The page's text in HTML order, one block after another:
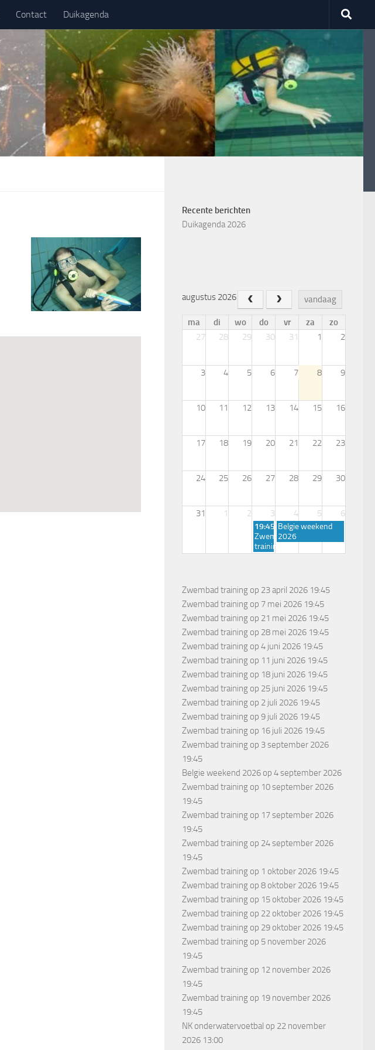
Contact Duikagenda
Recente berichten
Duikagenda 2026
augustus 2026 vandaag
ma di wo do vr za
zo
27
28 29 30 31 1 2
3 4 5 6 7 8 9
10 11 12 13 14 15 16
17 18 19 20 21 22 23
24 25 26 27 28 29 30
31 1 2 3 4 5 6
19:45
Zwembad
training
Belgie weekend
2026
Zwembad training op 23 april 2026 19:45
Zwembad training op 7 mei 2026 19:45
Zwembad training op 21 mei 2026 19:45
Zwembad training op 28 mei 2026 19:45
Zwembad training op 4 juni 2026 19:45
Zwembad training op 11 juni 2026 19:45
Zwembad training op 18 juni 2026 19:45
Zwembad training op 25 juni 2026 19:45
Zwembad training op 2 juli 2026 19:45
Zwembad training op 9 juli 2026 19:45
Zwembad training op 16 juli 2026 19:45
Zwembad training op 3 september 2026
19:45
Belgie weekend 2026 op 4 september 2026
Zwembad training op 10 september 2026
19:45
Zwembad training op 17 september 2026
19:45
Zwembad training op 24 september 2026
19:45
Zwembad training op 1 oktober 2026 19:45
Zwembad training op 8 oktober 2026 19:45
Zwembad training op 15 oktober 2026 19:45
Zwembad training op 22 oktober 2026 19:45
Zwembad training op 29 oktober 2026 19:45
Zwembad training op 5 november 2026
19:45
Zwembad training op 12 november 2026
19:45
Zwembad training op 19 november 2026
19:45
NK onderwatervoetbal op 22 november
2026 13:00